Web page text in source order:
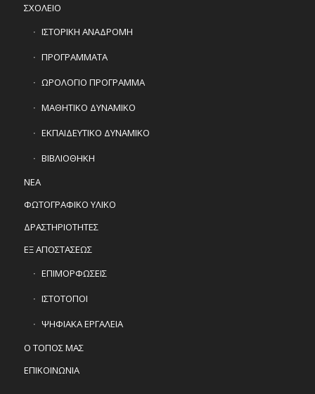
ΣΧΟΛΕΙΟ
ΙΣΤΟΡΙΚΗ ΑΝΑΔΡΟΜΗ
ΠΡΟΓΡΑΜΜΑΤΑ
ΩΡΟΛΟΓΙΟ ΠΡΟΓΡΑΜΜΑ
ΜΑΘΗΤΙΚΟ ΔΥΝΑΜΙΚΟ
ΕΚΠΑΙΔΕΥΤΙΚΟ ΔΥΝΑΜΙΚΟ
ΒΙΒΛΙΟΘΗΚΗ
ΝΕΑ
ΦΩΤΟΓΡΑΦΙΚΟ ΥΛΙΚΟ
ΔΡΑΣΤΗΡΙΟΤΗΤΕΣ
ΕΞ ΑΠΟΣΤΑΣΕΩΣ
ΕΠΙΜΟΡΦΩΣΕΙΣ
ΙΣΤΟΤΟΠΟΙ
ΨΗΦΙΑΚΑ ΕΡΓΑΛΕΙΑ
Ο ΤΟΠΟΣ ΜΑΣ
ΕΠΙΚΟΙΝΩΝΙΑ